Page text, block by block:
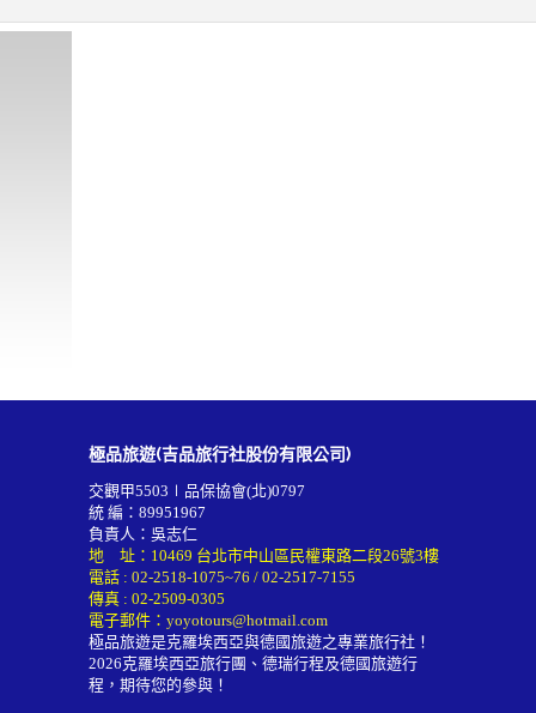
極品旅遊(吉品旅行社股份有限公司)
交觀甲5503∣品保協會(北)0797
統 編：89951967
負責人：吳志仁
地 址：10469 台北市中山區民權東路二段26號3樓
電話 : 02-2518-1075~76 / 02-2517-7155
傳真 : 02-2509-0305
電子郵件： yoyotours@hotmail.com
極品旅遊是克羅埃西亞與德國旅遊之專業旅行社！
2026克羅埃西亞旅行團 、德瑞行程及德國旅遊行
程 ，期待您的參與！